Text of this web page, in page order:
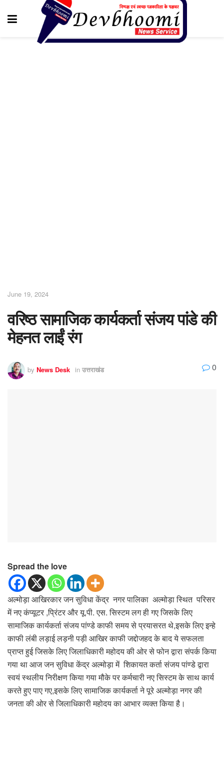
June 19, 2024
वरिष्ठ सामाजिक कार्यकर्ता संजय पांडे की
मेहनत लाईं रंग
by News Desk in उत्तराखंड 0
Spread the love
अल्मोड़ा आखिरकार जन सुविधा केंद्र नगर पालिका अल्मोड़ा स्थित परिसर
में नए कंप्यूटर ,प्रिंटर और यू.पी. एस. सिस्टम लग ही गए जिसके लिए
सामाजिक कार्यकर्ता संजय पांण्डे काफी समय से प्रयासरत थे,इसके लिए इन्हे
काफी लंबी लड़ाई लड़नी पड़ी आखिर काफी जद्दोजहद के बाद ये सफलता
प्राप्त हुई जिसके लिए जिलाधिकारी महोदय की ओर से फोन द्वारा संपर्क किया
गया था आज जन सुविधा केंद्र अल्मोड़ा में शिकायत कर्ता संजय पांण्डे द्वारा
स्वयं स्थलीय निरीक्षण किया गया मौके पर कर्मचारी नए सिस्टम के साथ कार्य
करते हुए पाए गए,इसके लिए सामाजिक कार्यकर्ता ने पूरे अल्मोड़ा नगर की
जनता की ओर से जिलाधिकारी महोदय का आभार व्यक्त किया है।